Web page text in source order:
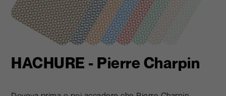
HACHURE - Pierre Charpin​